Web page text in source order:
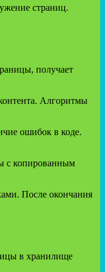
страниц.
получает
Алгоритмы
ошибок в коде.
с копированным
После окончания
в хранилище